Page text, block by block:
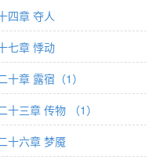
四章 夺人
七章 悸动
十章 露宿（1）
十三章 传物 （1）
十六章 梦魇